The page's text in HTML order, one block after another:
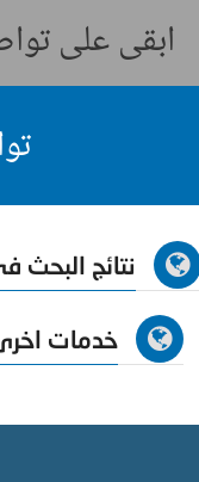
ابقى على
نتائج البحث
خدمات